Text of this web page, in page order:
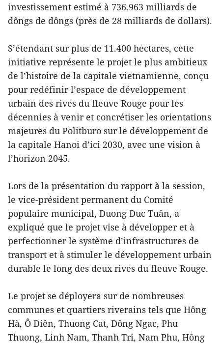
investissement estimé à 736.963 milliards de
dôngs de dôngs (près de 28 milliards de dollars).
S’étendant sur plus de 11.400 hectares, cette
initiative représente le projet le plus ambitieux
de l’histoire de la capitale vietnamienne, conçu
pour redéfinir l’espace de développement
urbain des rives du fleuve Rouge pour les
décennies à venir et concrétiser les orientations
majeures du Politburo sur le développement de
la capitale Hanoi d’ici 2030, avec une vision à
l’horizon 2045.
Lors de la présentation du rapport à la session,
le vice-président permanent du Comité
populaire municipal, Duong Duc Tuân, a
expliqué que le projet vise à développer et à
perfectionner le système d’infrastructures de
transport et à stimuler le développement urbain
durable le long des deux rives du fleuve Rouge.
Le projet se déployera sur de nombreuses
communes et quartiers riverains tels que Hông
Hà, Ô Diên, Thuong Cat, Dông Ngac, Phu
Thuong, Linh Nam, Thanh Tri, Nam Phu, Hông